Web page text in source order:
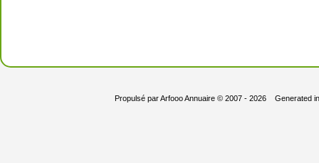
Propulsé parArfooo Annuaire© 2007 - 2026 Generated